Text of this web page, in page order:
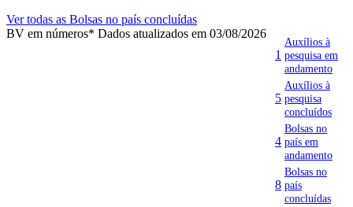
Ver todas as Bolsas no país concluídas
BV em números* Dados atualizados em 03/08/2026
1
Auxílios à
pesquisa em
andamento
5
Auxílios à
pesquisa
concluídos
4
Bolsas no
país em
andamento
8
Bolsas no
país
concluídas